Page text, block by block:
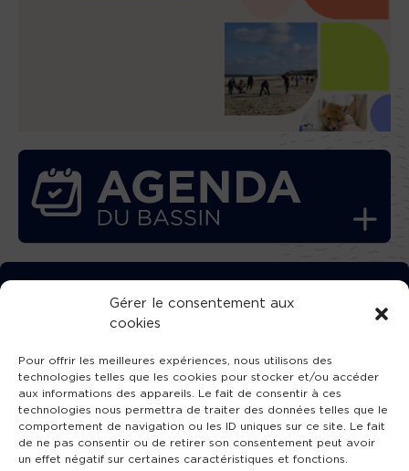
Gérer le consentement aux
cookies
Pour offrir les meilleures expériences, nous utilisons des
technologies telles que les cookies pour stocker et/ou accéder
aux informations des appareils. Le fait de consentir à ces
technologies nous permettra de traiter des données telles que le
comportement de navigation ou les ID uniques sur ce site. Le fait
de ne pas consentir ou de retirer son consentement peut avoir
un effet négatif sur certaines caractéristiques et fonctions.
TÉLÉCHARGEZ GRATUITEMENT
L’APPLICATION TVBA !
SUIVEZ-NOUS !